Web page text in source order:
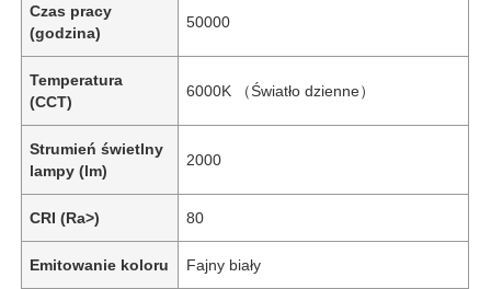
Czas pracy
(godzina)
50000
Temperatura
(CCT)
6000K （Światło dzienne）
Strumień świetlny
lampy (lm)
2000
CRI (Ra>) 80
Emitowanie koloru Fajny biały